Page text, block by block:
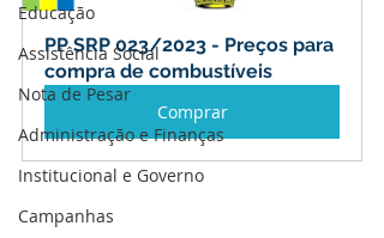
Educação
Assistência Social
Nota de Pesar
Administração e Finanças
Institucional e Governo
Campanhas
PP SRP 023/2023 - Preços para
compra de combustíveis
Comprar